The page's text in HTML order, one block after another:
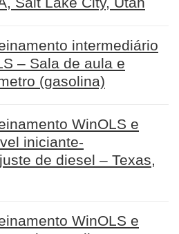
intermediário
– Sala de aula e
(gasolina)
WinOLS e
iniciante-
de diesel – Texas,
WinOLS e